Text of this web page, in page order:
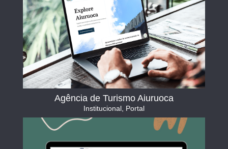
Agência de Turismo Aiuruoca
Institucional, Portal